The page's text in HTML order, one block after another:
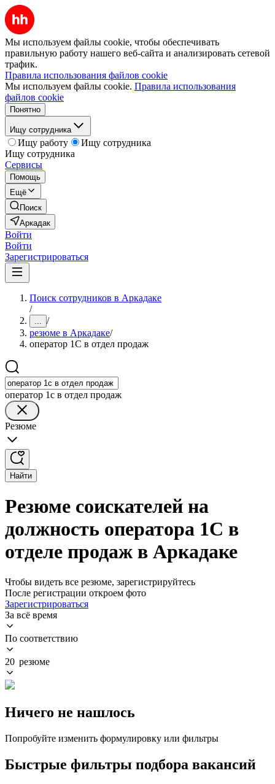
Мы используем файлы cookie, чтобы обеспечивать
правильную работу нашего веб-сайта и анализировать сетевой
трафик.
Правила использования файлов cookie
Мы используем файлы cookie. Правила использования
файлов cookie
Понятно
Ищу сотрудника
Ищу работу
Ищу сотрудника
Ищу сотрудника
Сервисы
Помощь
Ещё
Поиск
Аркадак
Войти
Войти
Зарегистрироваться
Поиск сотрудников в Аркадаке
/
... /
резюме в Аркадаке/
оператор 1С в отдел продаж
оператор 1с в отдел продаж
Резюме
Найти
Резюме соискателей на
должность оператора 1С в
отделе продаж в Аркадаке
Чтобы видеть все резюме, зарегистрируйтесь
После регистрации откроем фото
Зарегистрироваться
За всё время
По соответствию
20 резюме
Ничего не нашлось
Попробуйте изменить формулировку или фильтры
Быстрые фильтры подбора вакансий